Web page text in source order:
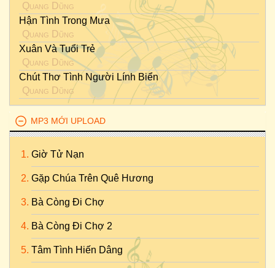
Quang Dũng
Hận Tình Trong Mưa
Quang Dũng
Xuân Và Tuổi Trẻ
Quang Dũng
Chút Thơ Tình Người Lính Biển
Quang Dũng
MP3 MỚI UPLOAD
Giờ Tử Nạn
Gặp Chúa Trên Quê Hương
Bà Còng Đi Chợ
Bà Còng Đi Chợ 2
Tâm Tình Hiến Dâng